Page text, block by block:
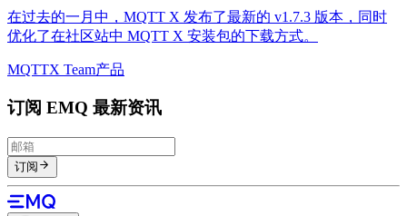
在过去的一月中，MQTT X 发布了最新的 v1.7.3 版本，同时
优化了在社区站中 MQTT X 安装包的下载方式。
MQTTX Team产品
订阅 EMQ 最新资讯
订阅